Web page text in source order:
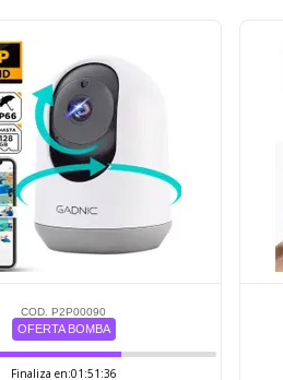
COD. P2P00090
OFERTA BOMBA
Finaliza en:01:51:35